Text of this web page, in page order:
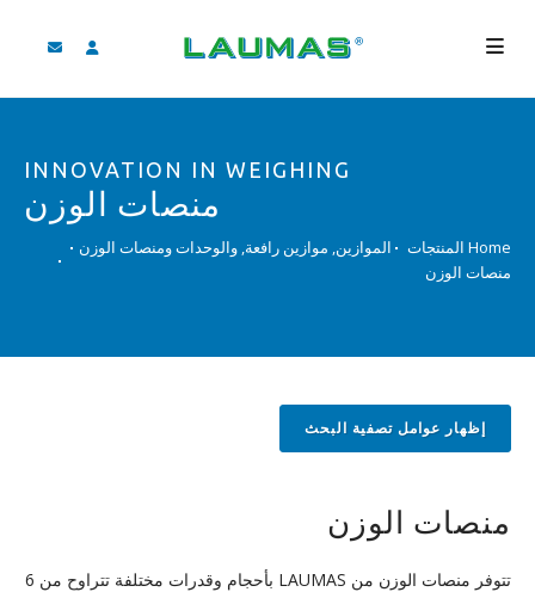
المنتجات
الخدمات
INNOVATION IN WEIGHING
منصات الوزن
Home المنتجات
الموازين, موازين رافعة, والوحدات ومنصات الوزن
منصات الوزن
إظهار عوامل تصفية البحث
منصات الوزن
تتوفر منصات الوزن من LAUMAS بأحجام وقدرات مختلفة تتراوح من 6